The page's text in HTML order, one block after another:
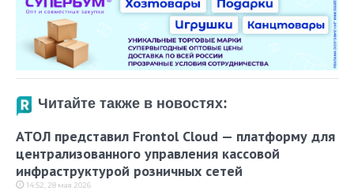
Читайте также в новостях:
АТОЛ представил Frontol Cloud — платформу для
централизованного управления кассовой
инфраструктурой розничных сетей
14:52, 28 мая 2026